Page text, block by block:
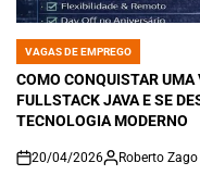
POSTED
IN
VAGAS DE EMPREGO
COMO CONQUISTAR UMA
FULLSTACK JAVA E SE
TECNOLOGIA MODERNO
on
20/04/2026 Roberto